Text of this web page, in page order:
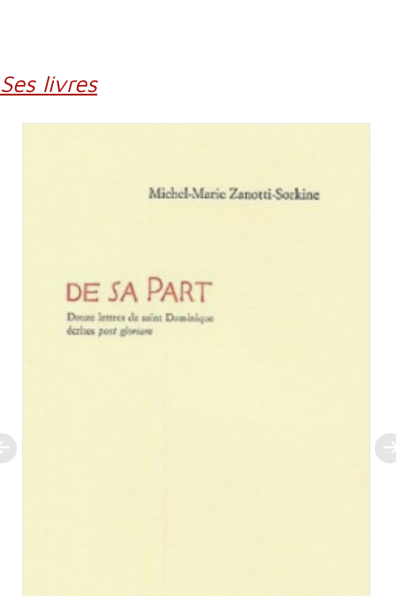
Ses livres